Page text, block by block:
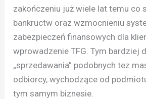
zakończeniu już wiele lat temu co
bankructw oraz wzmocnieniu
zabezpieczeń finansowych dla
wprowadzenie TFG. Tym bardziej
„sprzedawania” podobnych tez
odbiorcy, wychodzące od
tym samym biznesie.